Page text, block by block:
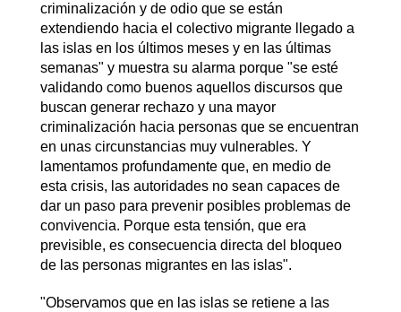
criminalización y de odio que se están
extendiendo hacia el colectivo migrante llegado a
las islas en los últimos meses y en las últimas
semanas" y muestra su alarma porque "se esté
validando como buenos aquellos discursos que
buscan generar rechazo y una mayor
criminalización hacia personas que se encuentran
en unas circunstancias muy vulnerables. Y
lamentamos profundamente que, en medio de
esta crisis, las autoridades no sean capaces de
dar un paso para prevenir posibles problemas de
convivencia. Porque esta tensión, que era
previsible, es consecuencia directa del bloqueo
de las personas migrantes en las islas".
"Observamos que en las islas se retiene a las